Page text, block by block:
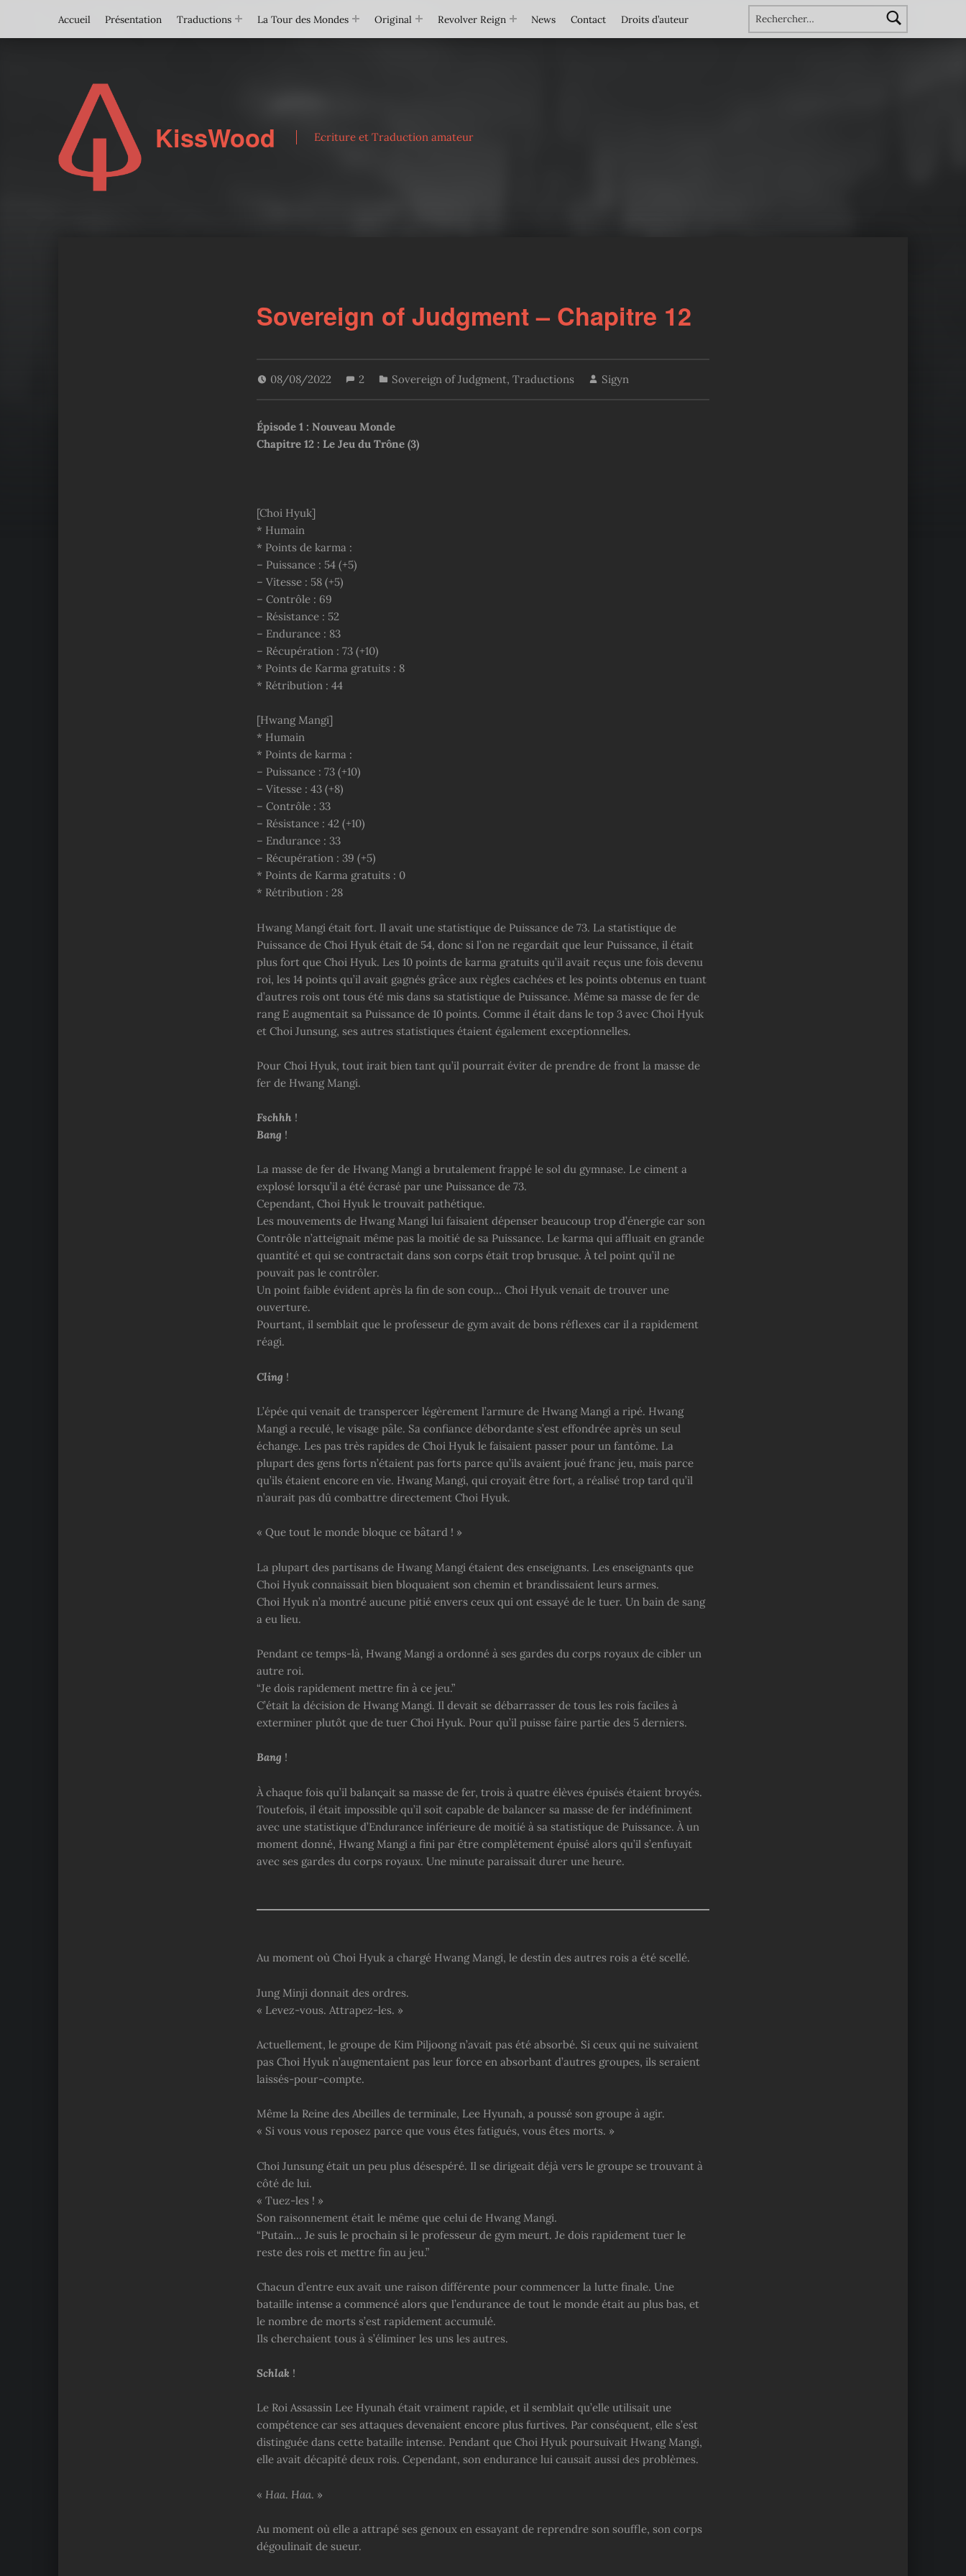
Rechercher :
Accueil
Présentation Traductions La Tour des Mondes Original Revolver Reign News Contact Droits d’auteur
KissWood Ecriture et Traduction amateur
Sovereign of Judgment – Chapitre 12
08/08/2022 2 Sovereign of Judgment, Traductions Sigyn
Épisode 1 : Nouveau Monde
Chapitre 12 : Le Jeu du Trône (3)
[Choi Hyuk]
* Humain
* Points de karma :
– Puissance : 54 (+5)
– Vitesse : 58 (+5)
– Contrôle : 69
– Résistance : 52
– Endurance : 83
– Récupération : 73 (+10)
* Points de Karma gratuits : 8
* Rétribution : 44
[Hwang Mangi]
* Humain
* Points de karma :
– Puissance : 73 (+10)
– Vitesse : 43 (+8)
– Contrôle : 33
– Résistance : 42 (+10)
– Endurance : 33
– Récupération : 39 (+5)
* Points de Karma gratuits : 0
* Rétribution : 28
Hwang Mangi était fort. Il avait une statistique de Puissance de 73. La statistique de
Puissance de Choi Hyuk était de 54, donc si l’on ne regardait que leur Puissance, il était
plus fort que Choi Hyuk. Les 10 points de karma gratuits qu’il avait reçus une fois devenu
roi, les 14 points qu’il avait gagnés grâce aux règles cachées et les points obtenus en tuant
d’autres rois ont tous été mis dans sa statistique de Puissance. Même sa masse de fer de
rang E augmentait sa Puissance de 10 points. Comme il était dans le top 3 avec Choi Hyuk
et Choi Junsung, ses autres statistiques étaient également exceptionnelles.
Pour Choi Hyuk, tout irait bien tant qu’il pourrait éviter de prendre de front la masse de
fer de Hwang Mangi.
Fschhh !
Bang !
La masse de fer de Hwang Mangi a brutalement frappé le sol du gymnase. Le ciment a
explosé lorsqu’il a été écrasé par une Puissance de 73.
Cependant, Choi Hyuk le trouvait pathétique.
Les mouvements de Hwang Mangi lui faisaient dépenser beaucoup trop d’énergie car son
Contrôle n’atteignait même pas la moitié de sa Puissance. Le karma qui affluait en grande
quantité et qui se contractait dans son corps était trop brusque. À tel point qu’il ne
pouvait pas le contrôler.
Un point faible évident après la fin de son coup… Choi Hyuk venait de trouver une
ouverture.
Pourtant, il semblait que le professeur de gym avait de bons réflexes car il a rapidement
réagi.
Cling !
L’épée qui venait de transpercer légèrement l’armure de Hwang Mangi a ripé. Hwang
Mangi a reculé, le visage pâle. Sa confiance débordante s’est effondrée après un seul
échange. Les pas très rapides de Choi Hyuk le faisaient passer pour un fantôme. La
plupart des gens forts n’étaient pas forts parce qu’ils avaient joué franc jeu, mais parce
qu’ils étaient encore en vie. Hwang Mangi, qui croyait être fort, a réalisé trop tard qu’il
n’aurait pas dû combattre directement Choi Hyuk.
« Que tout le monde bloque ce bâtard ! »
La plupart des partisans de Hwang Mangi étaient des enseignants. Les enseignants que
Choi Hyuk connaissait bien bloquaient son chemin et brandissaient leurs armes.
Choi Hyuk n’a montré aucune pitié envers ceux qui ont essayé de le tuer. Un bain de sang
a eu lieu.
Pendant ce temps-là, Hwang Mangi a ordonné à ses gardes du corps royaux de cibler un
autre roi.
“Je dois rapidement mettre fin à ce jeu.”
C’était la décision de Hwang Mangi. Il devait se débarrasser de tous les rois faciles à
exterminer plutôt que de tuer Choi Hyuk. Pour qu’il puisse faire partie des 5 derniers.
Bang !
À chaque fois qu’il balançait sa masse de fer, trois à quatre élèves épuisés étaient broyés.
Toutefois, il était impossible qu’il soit capable de balancer sa masse de fer indéfiniment
avec une statistique d’Endurance inférieure de moitié à sa statistique de Puissance. À un
moment donné, Hwang Mangi a fini par être complètement épuisé alors qu’il s’enfuyait
avec ses gardes du corps royaux. Une minute paraissait durer une heure.
Au moment où Choi Hyuk a chargé Hwang Mangi, le destin des autres rois a été scellé.
Jung Minji donnait des ordres.
« Levez-vous. Attrapez-les. »
Actuellement, le groupe de Kim Piljoong n’avait pas été absorbé. Si ceux qui ne suivaient
pas Choi Hyuk n’augmentaient pas leur force en absorbant d’autres groupes, ils seraient
laissés-pour-compte.
Même la Reine des Abeilles de terminale, Lee Hyunah, a poussé son groupe à agir.
« Si vous vous reposez parce que vous êtes fatigués, vous êtes morts. »
Choi Junsung était un peu plus désespéré. Il se dirigeait déjà vers le groupe se trouvant à
côté de lui.
« Tuez-les ! »
Son raisonnement était le même que celui de Hwang Mangi.
“Putain… Je suis le prochain si le professeur de gym meurt. Je dois rapidement tuer le
reste des rois et mettre fin au jeu.”
Chacun d’entre eux avait une raison différente pour commencer la lutte finale. Une
bataille intense a commencé alors que l’endurance de tout le monde était au plus bas, et
le nombre de morts s’est rapidement accumulé.
Ils cherchaient tous à s’éliminer les uns les autres.
Schlak !
Le Roi Assassin Lee Hyunah était vraiment rapide, et il semblait qu’elle utilisait une
compétence car ses attaques devenaient encore plus furtives. Par conséquent, elle s’est
distinguée dans cette bataille intense. Pendant que Choi Hyuk poursuivait Hwang Mangi,
elle avait décapité deux rois. Cependant, son endurance lui causait aussi des problèmes.
« Haa. Haa. »
Au moment où elle a attrapé ses genoux en essayant de reprendre son souffle, son corps
dégoulinait de sueur.